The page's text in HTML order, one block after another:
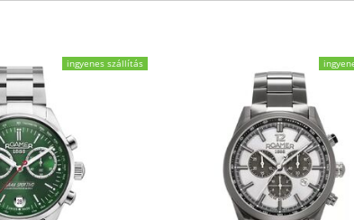
ingyenes szállítás